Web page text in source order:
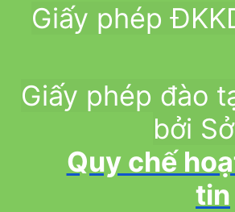
Giấy phép
Giấy phép đào
bởi
Quy chế
tin